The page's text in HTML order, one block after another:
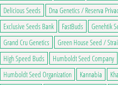
Delicious Seeds
Dna Genetics / Reserva
Exclusive Seeds Bank
FastBuds
Genehtik
Grand Cru Genetics
Green House Seed /
High Speed Buds
Humboldt Seed Company
Humboldt Seed Organization
Kannabia